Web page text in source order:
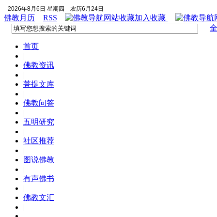
2026年8月6日 星期四 农历6月24日
佛教月历 RSS 加入收藏
首页
|
佛教资讯
|
菩提文库
|
佛教问答
|
五明研究
|
社区推荐
|
图说佛教
|
有声佛书
|
佛教文汇
|